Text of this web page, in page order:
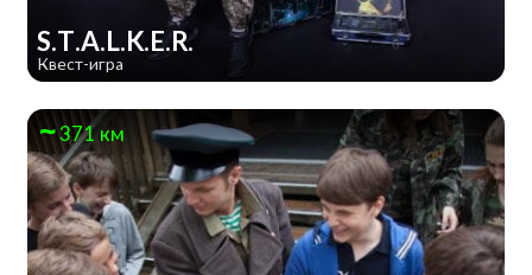
S.T.A.L.K.E.R.
Квест-игра
371 км